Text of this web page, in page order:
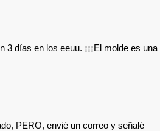
3 días en los eeuu. ¡¡¡El molde es una
PERO, envié un correo y señalé